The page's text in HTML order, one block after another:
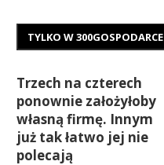
TYLKO W 300GOSPODARCE
Trzech na czterech
ponownie założyłoby
własną firmę. Innym
już tak łatwo jej nie
polecają